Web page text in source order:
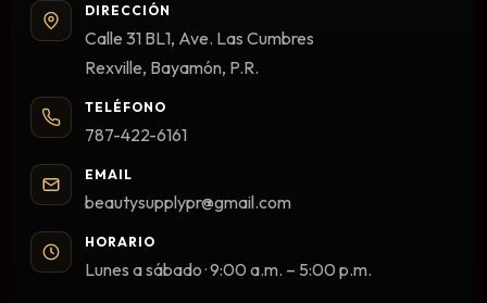
Monómeros
Pinceles
Lámparas de Secado
Nail Tips, Gel Tips y Pegas
Primer y Antifungal
DIRECCIÓN
Calle 31 BL1, Ave. Las Cumbres
Rexville, Bayamón, P.R.
TELÉFONO
787-422-6161
EMAIL
beautysupplypr@gmail.com
HORARIO
Lunes a sábado · 9:00 a.m. – 5:00 p.m.